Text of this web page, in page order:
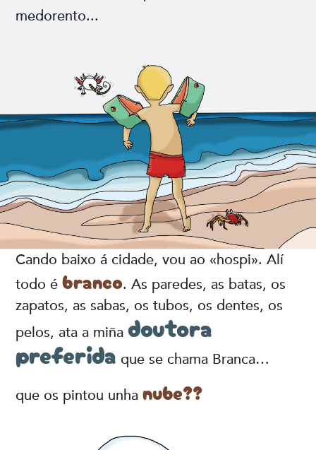
medorento...
Cando baixo á cidade, vou ao «hospi». Alí
todo ébranco. As paredes, as batas, os
zapatos, as sabas, os tubos, os dentes, os
pelos, ata a miñadoutora
preferida que se chama Branca…
que os pintou unhanube??